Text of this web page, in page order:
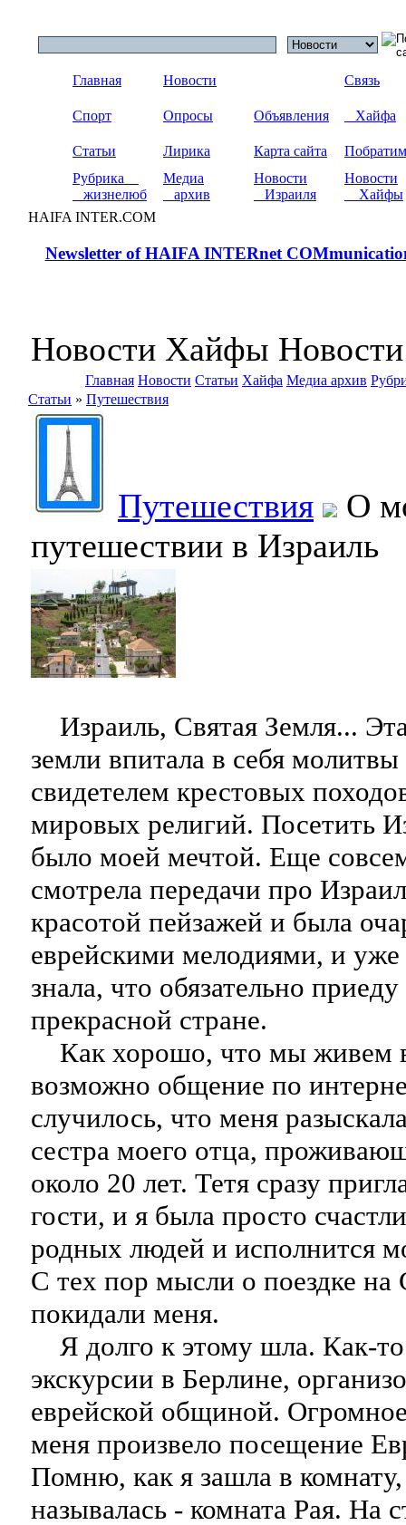
Главная Новости Связь
Спорт Опросы Объявления Хайфа
Статьи Лирика Карта сайта
Рубрика
жизнелюб
Медиа
архив
Новости
Израиля
Новости
Хайфы
HAIFA INTER.COM
Newsletter of HAIFA INTERnet
Новости Хайфы
Главная Новости Статьи Хайфа Медиа архив
Статьи » Путешествия
Путешествия
О
путешествии в Израиль
Израиль, Святая Земля...
земли впитала в себя
свидетелем крестовых
мировых религий. Посетить
было моей мечтой. Еще
смотрела передачи про
красотой пейзажей и была
еврейскими мелодиями, и уже
знала, что обязательно
прекрасной стране.
Как хорошо, что мы живем в
возможно общение по
случилось, что меня
сестра моего отца,
около 20 лет. Тетя сразу
гости, и я была просто
родных людей и исполнится
С тех пор мысли о поездке
покидали меня.
Я долго к этому шла. Как-
экскурсии в Берлине,
еврейской общиной.
меня произвело посещение
Помню, как я зашла в комнату,
называлась - комната Рая. На